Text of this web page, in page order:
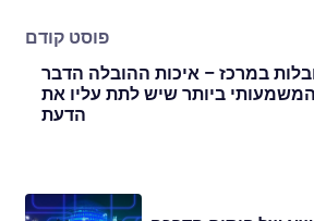
פוסט קודם
במרכז – איכות ההובלה הדבר
המשמעותי ביותר שיש לתת עליו את
הדעת